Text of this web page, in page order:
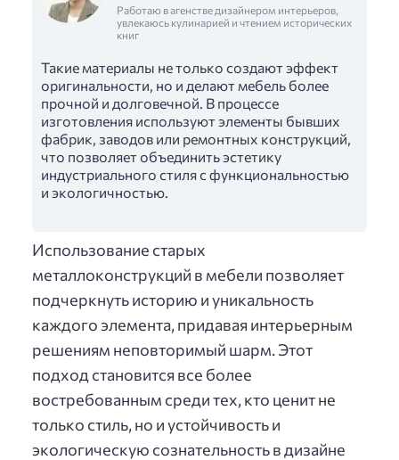
Работаю в агенстве дизайнером интерьеров,
увлекаюсь кулинарией и чтением исторических
книг
Такие материалы не только создают эффект
оригинальности, но и делают мебель более
прочной и долговечной. В процессе
изготовления используют элементы бывших
фабрик, заводов или ремонтных конструкций,
что позволяет объединить эстетику
индустриального стиля с функциональностью
и экологичностью.
Использование старых
металлоконструкций в мебели позволяет
подчеркнуть историю и уникальность
каждого элемента, придавая интерьерным
решениям неповторимый шарм. Этот
подход становится все более
востребованным среди тех, кто ценит не
только стиль, но и устойчивость и
экологическую сознательность в дизайне